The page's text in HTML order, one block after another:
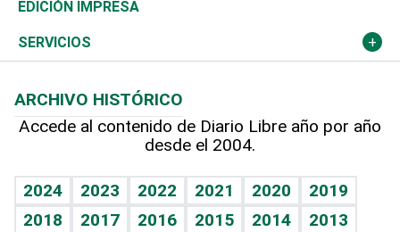
Resto del mundo
Economía personal
Novedades
Podcast Arte Libre
Hablando con el pediatra
Vida y familia
Eñe
Olimpismo
Más deportes
TBT Deportivo
Noticiero Poteleche
Columnistas
Más firmas
Martes de tecnología
Cambio climático
Deportes
Opinión
Hecho en casa
Guía del dinero
EDICIÓN IMPRESA
SERVICIOS
Cumpleaños
Horóscopos
Crucigramas
ARCHIVO HISTÓRICO
Accede al contenido de Diario Libre año por año
desde el 2004.
2024 2023 2022 2021 2020
2019
2018
2017 2016 2015 2014
2013